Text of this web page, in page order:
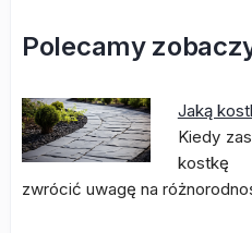
Polecamy
Jaką
Kiedy
kostkę
zwrócić uwagę na